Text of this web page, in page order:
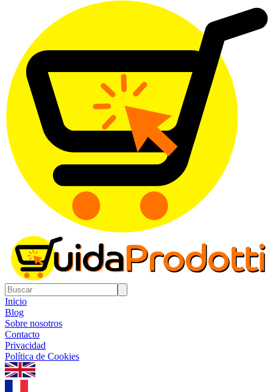
Inicio
Blog
Sobre nosotros
Contacto
Privacidad
Política de Cookies